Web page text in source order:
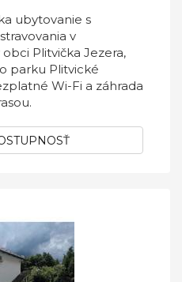
ubytovanie s
v
Plitvička Jezera,
parku Plitvické
Wi-Fi a záhrada